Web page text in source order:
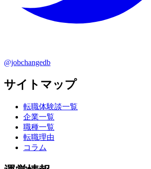
@jobchangedb
サイトマップ
転職体験談一覧
企業一覧
職種一覧
転職理由
コラム